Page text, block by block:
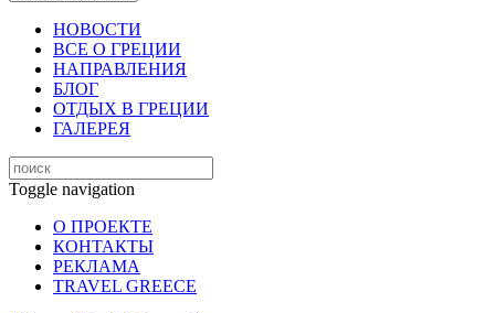
НОВОСТИ
ВСЕ О ГРЕЦИИ
НАПРАВЛЕНИЯ
БЛОГ
ОТДЫХ В ГРЕЦИИ
ГАЛЕРЕЯ
Toggle navigation
О ПРОЕКТЕ
КОНТАКТЫ
РЕКЛАМА
TRAVEL GREECE